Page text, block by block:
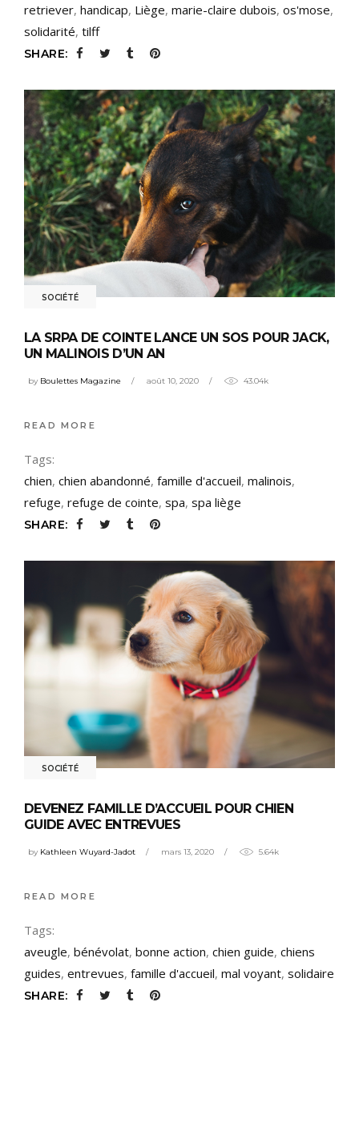
retriever, handicap, Liège, marie-claire dubois, os'mose,
solidarité, tilff
SHARE:
SOCIÉTÉ
LA SRPA DE COINTE LANCE UN SOS POUR JACK,
UN MALINOIS D’UN AN
by Boulettes Magazine août 10, 2020 43.04k
READ MORE
Tags:
chien, chien abandonné, famille d'accueil, malinois,
refuge, refuge de cointe, spa, spa liège
SHARE:
SOCIÉTÉ
DEVENEZ FAMILLE D’ACCUEIL POUR CHIEN
GUIDE AVEC ENTREVUES
by Kathleen Wuyard-Jadot mars 13, 2020 5.64k
READ MORE
Tags:
aveugle, bénévolat, bonne action, chien guide, chiens
guides, entrevues, famille d'accueil, mal voyant, solidaire
SHARE: